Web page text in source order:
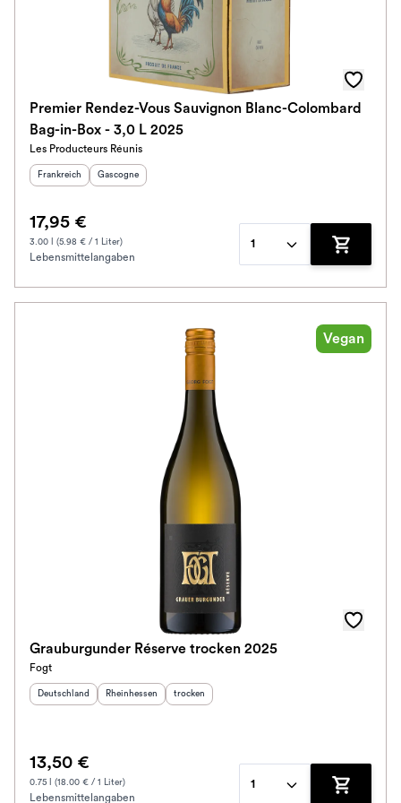
Premier Rendez-Vous Sauvignon Blanc-Colombard
Bag-in-Box - 3,0 L 2025
Les Producteurs Réunis
Herkunftsland
Frankreich Herkunftsregion
Gascogne
17,95 €
3.00 l (5.98 € / 1 Liter)
Lebensmittelangaben
1
Zum
Vegan
Grauburgunder Réserve trocken 2025
Fogt
Herkunftsland
Deutschland Herkunftsregion :
Rheinhessen Geschmack
trocken
13,50 €
0.75 l (18.00 € / 1 Liter)
Lebensmittelangaben
1